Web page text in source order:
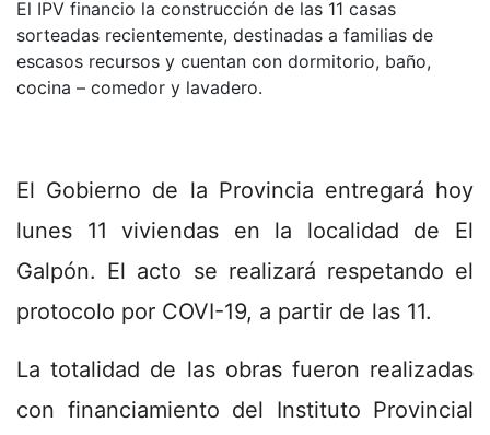
El IPV financio la construcción de las 11 casas
sorteadas recientemente, destinadas a familias de
escasos recursos y cuentan con dormitorio, baño,
cocina – comedor y lavadero.
El Gobierno de la Provincia entregará hoy
lunes 11 viviendas en la localidad de El
Galpón. El acto se realizará respetando el
protocolo por COVI-19, a partir de las 11.
La totalidad de las obras fueron realizadas
con financiamiento del Instituto Provincial